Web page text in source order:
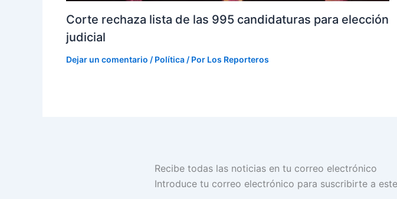
Corte rechaza lista de las 995 candidaturas para elección
judicial
Dejar un comentario / Política / Por Los Reporteros
Recibe todas las noticias en tu correo electrónico
Introduce tu correo electrónico para suscribirte a
Dirección
correo